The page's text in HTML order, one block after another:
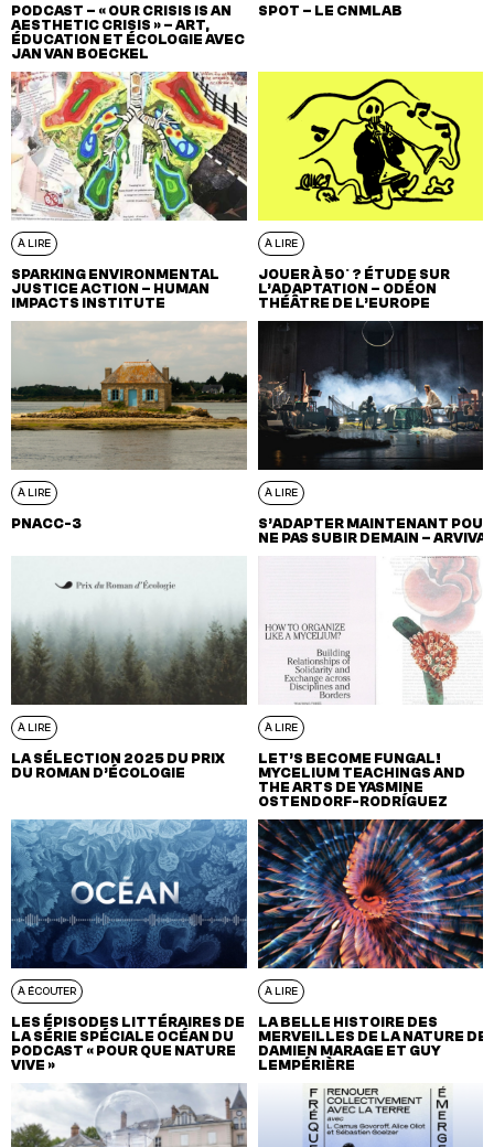
PODCAST – « OUR CRISIS IS AN
AESTHETIC CRISIS » – ART,
ÉDUCATION ET ÉCOLOGIE AVEC
JAN VAN BOECKEL
SPOT – LE CNMLAB
À LIRE
SPARKING ENVIRONMENTAL
JUSTICE ACTION – HUMAN
IMPACTS INSTITUTE
À LIRE
JOUER À 50° ? ÉTUDE SUR
L’ADAPTATION – ODÉON
THÉÂTRE DE L’EUROPE
À LIRE
PNACC-3
À LIRE
S’ADAPTER MAINTENANT POUR
NE PAS SUBIR DEMAIN – ARVIVA
À LIRE
LA SÉLECTION 2025 DU PRIX
DU ROMAN D’ÉCOLOGIE
À LIRE
LET’S BECOME FUNGAL!
MYCELIUM TEACHINGS AND
THE ARTS DE YASMINE
OSTENDORF-RODRÍGUEZ
À ÉCOUTER
LES ÉPISODES LITTÉRAIRES DE
LA SÉRIE SPÉCIALE OCÉAN DU
PODCAST « POUR QUE NATURE
VIVE »
À LIRE
LA BELLE HISTOIRE DES
MERVEILLES DE LA NATURE DE
DAMIEN MARAGE ET GUY
LEMPÉRIÈRE